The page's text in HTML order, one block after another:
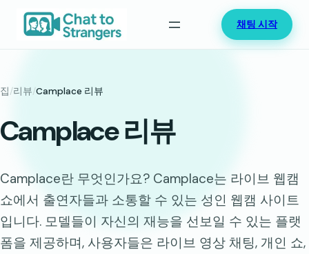
바
가
기
채팅 시작
집/리뷰/Camplace 리뷰
Camplace 리뷰
Camplace란 무엇인가요? Camplace는 라이브 웹캠
쇼에서 출연자들과 소통할 수 있는 성인 웹캠 사이트
입니다. 모델들이 자신의 재능을 선보일 수 있는 플랫
폼을 제공하며, 사용자들은 라이브 영상 채팅, 개인 쇼,